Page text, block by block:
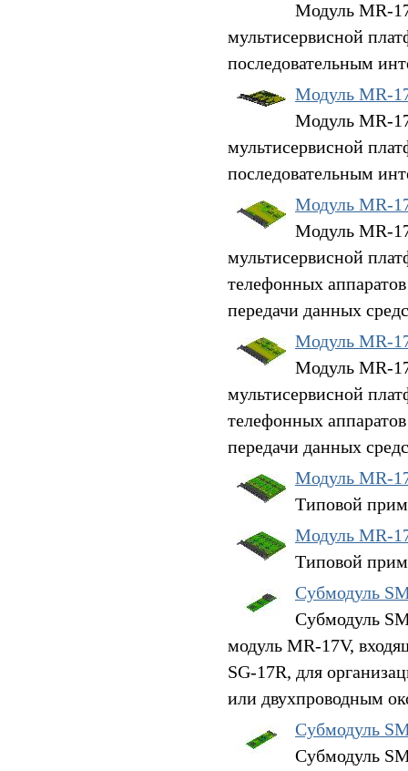
Модуль MR-
мультисервисной
последовательным
Модуль MR-
Модуль MR-
мультисервисной
последовательным
Модуль MR-
Модуль MR-
мультисервисной
телефонных
передачи данных
Модуль MR-
Модуль MR-
мультисервисной
телефонных
передачи данных
Модуль MR-
Типовой
Модуль MR-
Типовой
Субмодуль
Субмодуль
модуль MR-17V,
SG-17R, для
или двухпроводным
Субмодуль
Субмодуль